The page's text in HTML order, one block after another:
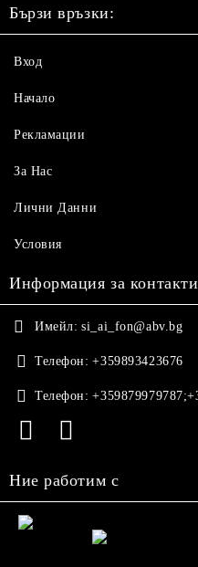
Бързи връзки:
Вход
Начало
Рекламации
За Нас
Лични Данни
Условия
Информация за
Имейл: si_ai_fon@abv.bg
Телефон: +359893423676
Телефон:
Ние работим с